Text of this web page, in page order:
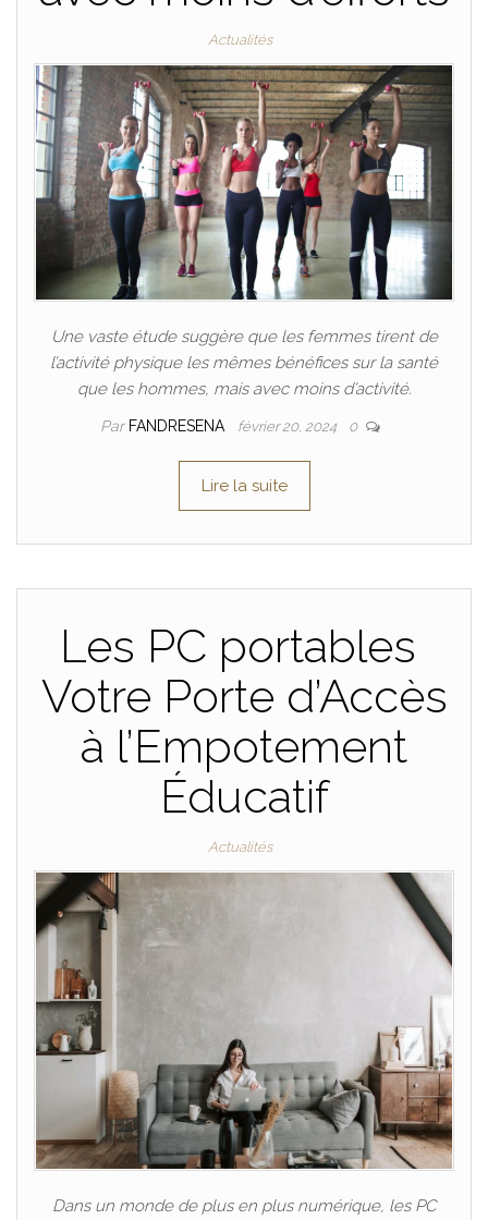
Actualités
Une vaste étude suggère que les femmes tirent de
l’activité physique les mêmes bénéfices sur la santé
que les hommes, mais avec moins d’activité.
Par FANDRESENA février 20, 2024 0
Lire la suite
Les PC portables
Votre Porte d’Accès
à l’Empotement
Éducatif
Actualités
Dans un monde de plus en plus numérique, les PC